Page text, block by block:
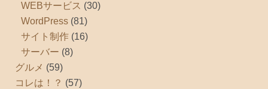
WEBサービス (30)
WordPress (81)
サイト制作 (16)
サーバー (8)
グルメ (59)
コレは！？ (57)